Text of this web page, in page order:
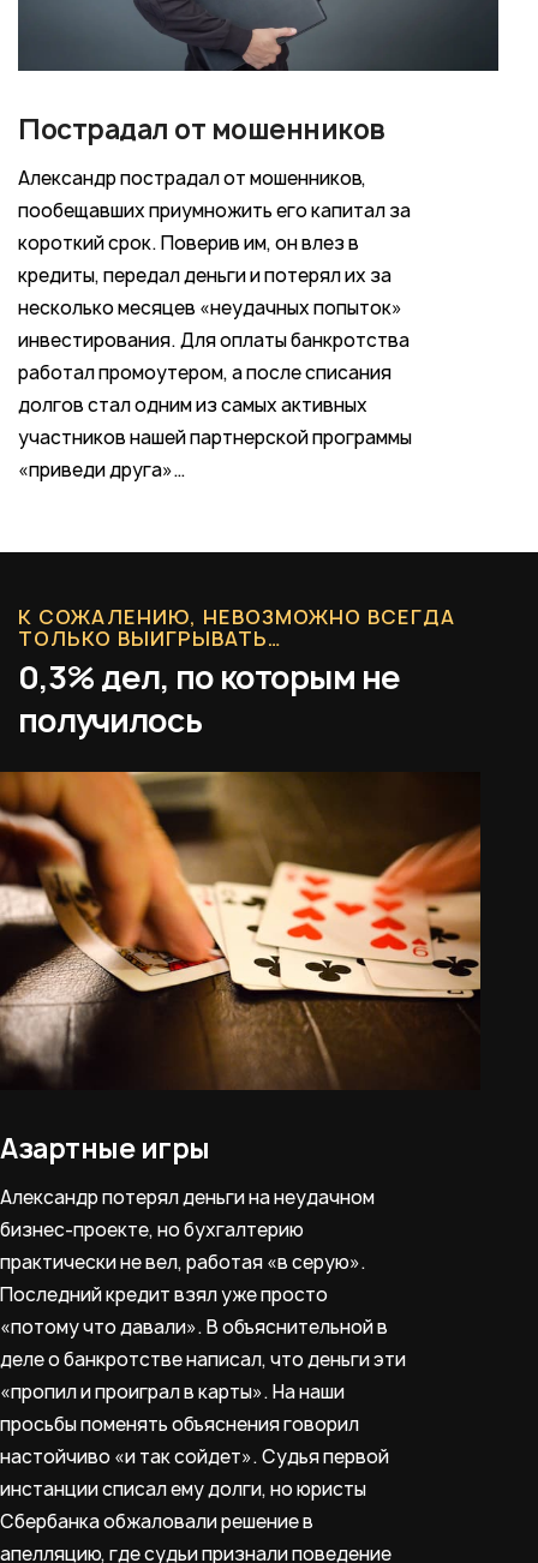
Пострадал от мошенников
Александр пострадал от мошенников,
пообещавших приумножить его капитал за
короткий срок. Поверив им, он влез в
кредиты, передал деньги и потерял их за
несколько месяцев «неудачных попыток»
инвестирования. Для оплаты банкротства
работал промоутером, а после списания
долгов стал одним из самых активных
участников нашей партнерской программы
«приведи друга»…
К СОЖАЛЕНИЮ, НЕВОЗМОЖНО ВСЕГДА
ТОЛЬКО ВЫИГРЫВАТЬ…
0,3% дел, по которым не
получилось
Азартные игры
Александр потерял деньги на неудачном
бизнес-проекте, но бухгалтерию
практически не вел, работая «в серую».
Последний кредит взял уже просто
«потому что давали». В объяснительной в
деле о банкротстве написал, что деньги эти
«пропил и проиграл в карты». На наши
просьбы поменять объяснения говорил
настойчиво «и так сойдет». Судья первой
инстанции списал ему долги, но юристы
Сбербанка обжаловали решение в
апелляцию, где судьи признали поведение